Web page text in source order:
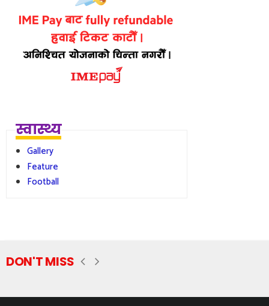
स्वास्थ्य
Gallery
Feature
Football
DON'T MISS